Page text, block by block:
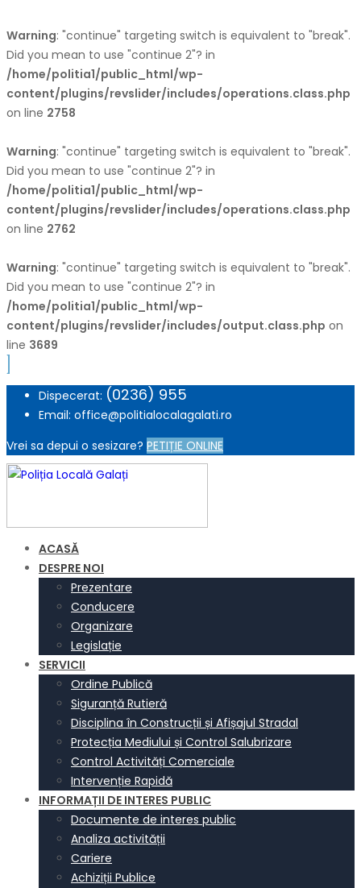
Warning: "continue" targeting switch is equivalent to "break".
Did you mean to use "continue 2"? in
/home/politia1/public_html/wp-
content/plugins/revslider/includes/operations.class.php
on line 2758
Warning: "continue" targeting switch is equivalent to "break".
Did you mean to use "continue 2"? in
/home/politia1/public_html/wp-
content/plugins/revslider/includes/operations.class.php
on line 2762
Warning: "continue" targeting switch is equivalent to "break".
Did you mean to use "continue 2"? in
/home/politia1/public_html/wp-
content/plugins/revslider/includes/output.class.php on
line 3689
Dispecerat: (0236) 955
Email: office@politialocalagalati.ro
Vrei sa depui o sesizare? PETIȚIE ONLINE
ACASĂ
DESPRE NOI
Prezentare
Conducere
Organizare
Legislație
SERVICII
Ordine Publică
Siguranță Rutieră
Disciplina în Construcții și Afișajul Stradal
Protecția Mediului și Control Salubrizare
Control Activități Comerciale
Intervenție Rapidă
INFORMAȚII DE INTERES PUBLIC
Documente de interes public
Analiza activității
Cariere
Achiziții Publice